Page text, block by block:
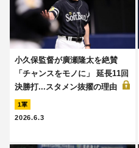
小久保監督が廣瀬隆太を絶賛
「チャンスをモノに」 延長11回
決勝打...スタメン抜擢の理由
1軍
2026.6.3